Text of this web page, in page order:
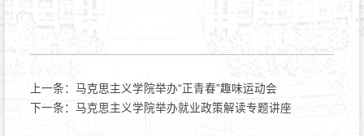
上一条： 马克思主义学院举办“正青春”趣味运动会
下一条： 马克思主义学院举办就业政策解读专题讲座